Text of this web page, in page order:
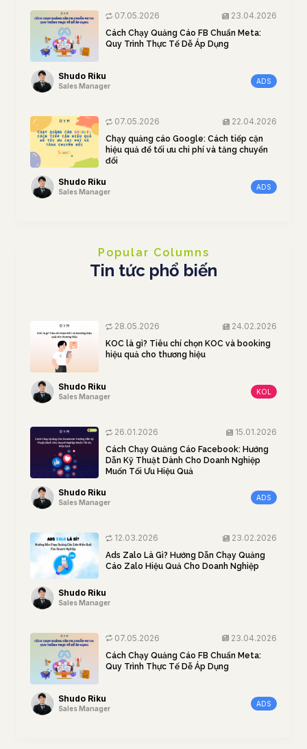
07.05.2026 23.04.2026
Cách Chạy Quảng Cáo FB Chuẩn Meta:
Quy Trình Thực Tế Dễ Áp Dụng
Shudo Riku
Sales Manager
ADS
07.05.2026 22.04.2026
Chạy quảng cáo Google: Cách tiếp cận
hiệu quả để tối ưu chi phí và tăng chuyển
đổi
Shudo Riku
Sales Manager
ADS
Popular Columns
Tin tức phổ biến
28.05.2026 24.02.2026
KOC là gì? Tiêu chí chọn KOC và booking
hiệu quả cho thương hiệu
Shudo Riku
Sales Manager
KOL
26.01.2026 15.01.2026
Cách Chạy Quảng Cáo Facebook: Hướng
Dẫn Kỹ Thuật Dành Cho Doanh Nghiệp
Muốn Tối Ưu Hiệu Quả
Shudo Riku
Sales Manager
ADS
12.03.2026 23.02.2026
Ads Zalo Là Gì? Hướng Dẫn Chạy Quảng
Cáo Zalo Hiệu Quả Cho Doanh Nghiệp
Shudo Riku
Sales Manager
07.05.2026 23.04.2026
Cách Chạy Quảng Cáo FB Chuẩn Meta:
Quy Trình Thực Tế Dễ Áp Dụng
Shudo Riku
Sales Manager
ADS